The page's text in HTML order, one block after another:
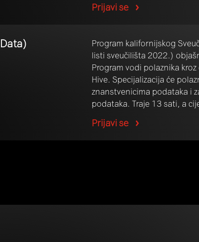
Prijavi se
Program kalifornijskog
listi sveučilišta 2022.)
Program vodi polaznika
Hive. Specijalizacija će
znanstvenicima podataka i
podataka. Traje 13 sati, a
Prijavi se